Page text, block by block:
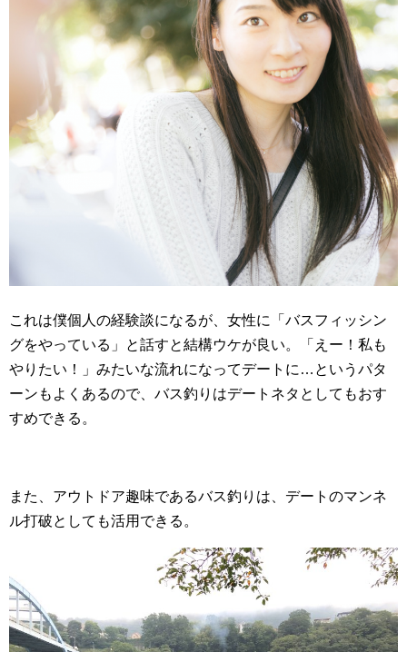
これは僕個人の経験談になるが、女性に「バスフィッシン
グをやっている」と話すと結構ウケが良い。「えー！私も
やりたい！」みたいな流れになってデートに…というパタ
ーンもよくあるので、バス釣りはデートネタとしてもおす
すめできる。
また、アウトドア趣味であるバス釣りは、デートのマンネ
ル打破としても活用できる。